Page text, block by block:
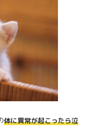
体に異常が起こったら泣